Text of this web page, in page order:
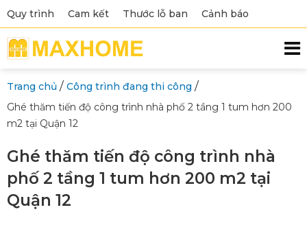
Quy trình Cam kết Thước lỗ ban Cảnh báo
Trang chủ / Công trình đang thi công /
Ghé thăm tiến độ công trình nhà phố 2 tầng 1 tum hơn 200
m2 tại Quận 12
Ghé thăm tiến độ công trình nhà
phố 2 tầng 1 tum hơn 200 m2 tại
Quận 12